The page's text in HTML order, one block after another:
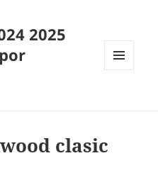
2025
clasic